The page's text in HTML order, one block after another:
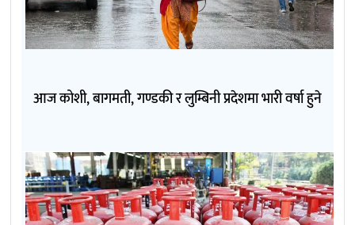
आज कोशी, बागमती, गण्डकी र लुम्बिनी प्रदेशमा भारी वर्षा हुने